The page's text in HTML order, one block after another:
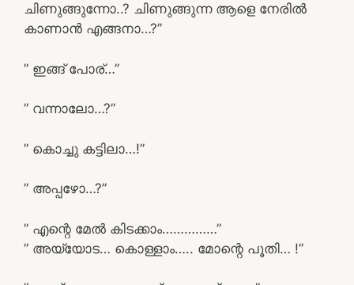
ചിണുങ്ങുന്നോ..? ചിണുങ്ങുന്ന ആളെ നേരിൽ
കാണാൻ എങ്ങനാ…?”
” ഇങ്ങ് പോര്…”
” വന്നാലോ…?”
” കൊച്ചു കട്ടിലാ…!”
” അപ്പഴോ…?”
” എന്റെ മേൽ കിടക്കാം……………”
” അയ്യോട… കൊള്ളാം….. മോന്റെ പൂതി… !”